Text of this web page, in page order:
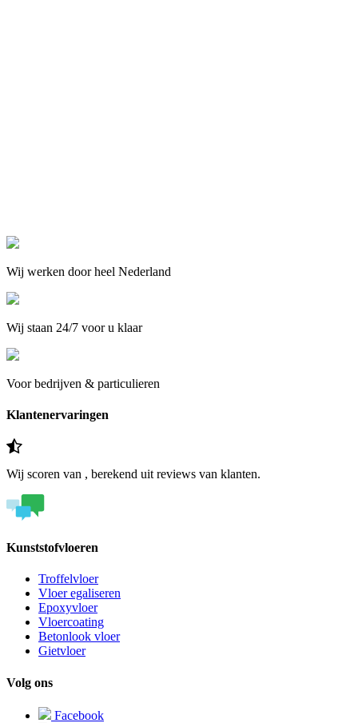
Wij werken door heel Nederland
Wij staan 24/7 voor u klaar
Voor bedrijven & particulieren
Klantenervaringen
Wij scoren van , berekend uit reviews van klanten.
Kunststofvloeren
Troffelvloer
Vloer egaliseren
Epoxyvloer
Vloercoating
Betonlook vloer
Gietvloer
Volg ons
Facebook